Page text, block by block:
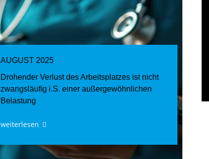
AUGUST 2025
Drohender Verlust des Arbeitsplatzes ist nicht
zwangsläufig i.S. einer außergewöhnlichen
Belastung
weiterlesen